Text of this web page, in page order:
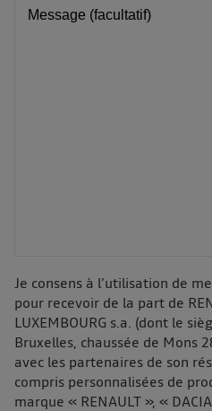
Message (facultatif)
Je consens à l’utilisation de
pour recevoir de la part de
LUXEMBOURG s.a. (dont le
Bruxelles, chaussée de Mons
avec les partenaires de son
compris personnalisées de
marque « RENAULT », «